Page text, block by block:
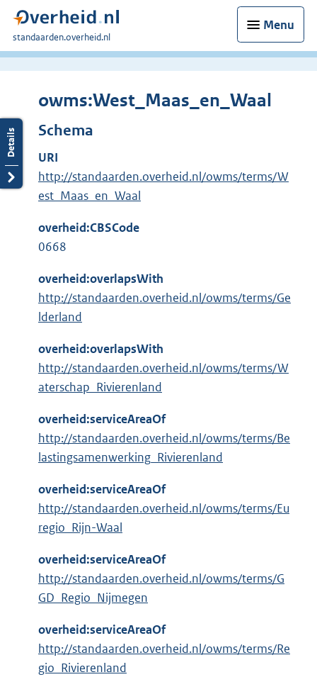
Menu
U
bent
standaarden.overheid.nl
owms:West_Maas_en_Waal
Schema
URI
http://standaarden.overheid.nl/owms/terms/W
est_Maas_en_Waal
overheid:CBSCode
0668
overheid:overlapsWith
http://standaarden.overheid.nl/owms/terms/Ge
lderland
overheid:overlapsWith
http://standaarden.overheid.nl/owms/terms/W
aterschap_Rivierenland
overheid:serviceAreaOf
http://standaarden.overheid.nl/owms/terms/Be
lastingsamenwerking_Rivierenland
overheid:serviceAreaOf
http://standaarden.overheid.nl/owms/terms/Eu
regio_Rijn-Waal
overheid:serviceAreaOf
http://standaarden.overheid.nl/owms/terms/G
GD_Regio_Nijmegen
overheid:serviceAreaOf
http://standaarden.overheid.nl/owms/terms/Re
gio_Rivierenland